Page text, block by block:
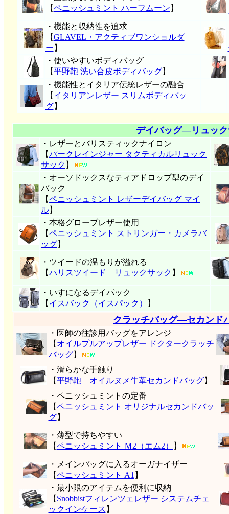
【ペニッシュミント ハーフムーン 】
・機能と収納性を追求
【GLAVEL・アクティブワンショルダ
ー 】
・使いやすいボディバッグ
【平野鞄 洗い合皮ボディバッグ】
・機能性とイタリア伝統レザーの融合
【 イタリアンレザー スリムボディバッ
グ】
デイバッグ―リュッ
・レザーとバリスティックナイロン
【パークレインジャー タクティカルリュック
サック 】
・オーソドックスなティアドロップ型のデイ
バック
【ペニッシュミント レザーデイバッグ マイ
ル】
・本格グローブレザー使用
【ペニッシュミント ストリンガー・カメラバ
ッグ】
・ツイードの温もりが溢れる
【ハリスツイード リュックサック 】
・いすになるデイパック
【 イスバック（イスパック） 】
クラッチバッグ―セカンド
・医師の往診用バッグをアレンジ
【 オイルプルアップレザー ドクタークラッチ
バッグ】
・滑らかな手触り
【平野鞄 オイルヌメ牛革セカンドバッグ】
・ペニッシュミントの定番
【ペニッシュミント オリジナルセカンドバッ
グ】
・薄型で持ちやすい
【ペニッシュミント Ｍ2（エム2） 】
・メインバッグに入るオーガナイザー
【ペニッシュミント A1 】
・最小限のアイテムを便利に収納
【 Snobbistフィレンツェレザー システムチェ
ックインケース 】